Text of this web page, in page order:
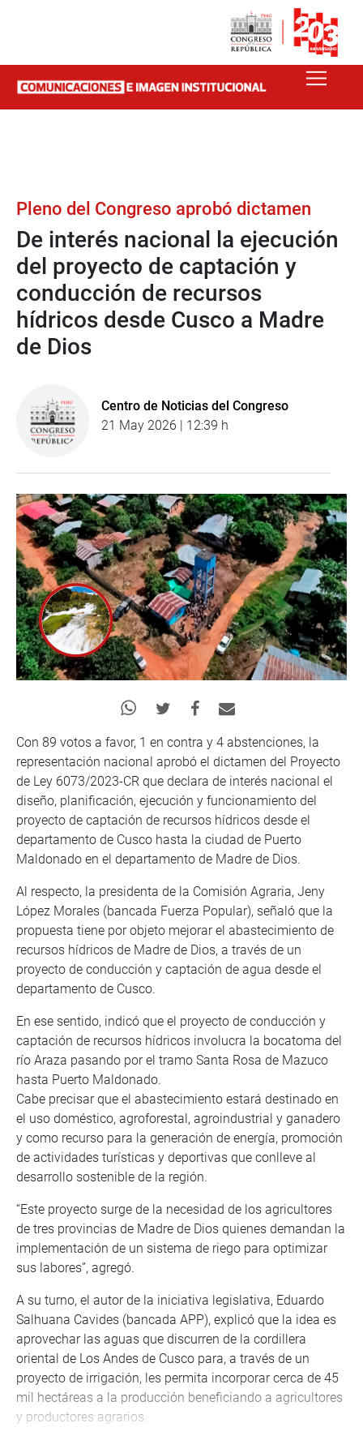
Pleno del Congreso aprobó dictamen
De interés nacional la ejecución
del proyecto de captación y
conducción de recursos
hídricos desde Cusco a Madre
de Dios
Centro de Noticias del Congreso
21 May 2026 | 12:39 h
Con 89 votos a favor, 1 en contra y 4 abstenciones, la
representación nacional aprobó el dictamen del Proyecto
de Ley 6073/2023-CR que declara de interés nacional el
diseño, planificación, ejecución y funcionamiento del
proyecto de captación de recursos hídricos desde el
departamento de Cusco hasta la ciudad de Puerto
Maldonado en el departamento de Madre de Dios.
Al respecto, la presidenta de la Comisión Agraria, Jeny
López Morales (bancada Fuerza Popular), señaló que la
propuesta tiene por objeto mejorar el abastecimiento de
recursos hídricos de Madre de Dios, a través de un
proyecto de conducción y captación de agua desde el
departamento de Cusco.
En ese sentido, indicó que el proyecto de conducción y
captación de recursos hídricos involucra la bocatoma del
río Araza pasando por el tramo Santa Rosa de Mazuco
hasta Puerto Maldonado.
Cabe precisar que el abastecimiento estará destinado en
el uso doméstico, agroforestal, agroindustrial y ganadero
y como recurso para la generación de energía, promoción
de actividades turísticas y deportivas que conlleve al
desarrollo sostenible de la región.
“Este proyecto surge de la necesidad de los agricultores
de tres provincias de Madre de Dios quienes demandan la
implementación de un sistema de riego para optimizar
sus labores”, agregó.
A su turno, el autor de la iniciativa legislativa, Eduardo
Salhuana Cavides (bancada APP), explicó que la idea es
aprovechar las aguas que discurren de la cordillera
oriental de Los Andes de Cusco para, a través de un
proyecto de irrigación, les permita incorporar cerca de 45
mil hectáreas a la producción beneficiando a agricultores
y productores agrarios.